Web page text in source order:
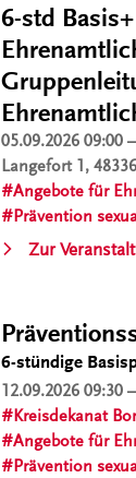
6-std
05.09.202609:00
Langefort 1,
Angebote für
Prävention
Zur
.
6-stündige
12.09.202609:30
Kreisdekanat
Angebote für
Prävention
.